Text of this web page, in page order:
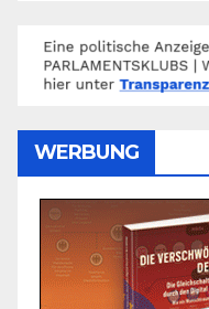
WERBUNG